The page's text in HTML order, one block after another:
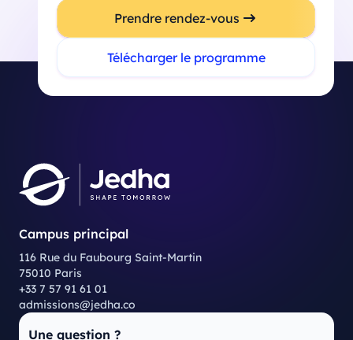
Prendre rendez-vous
Télécharger le programme
Campus principal
116 Rue du Faubourg Saint-Martin
75010 Paris
+33 7 57 91 61 01
admissions@jedha.co
Une question ?